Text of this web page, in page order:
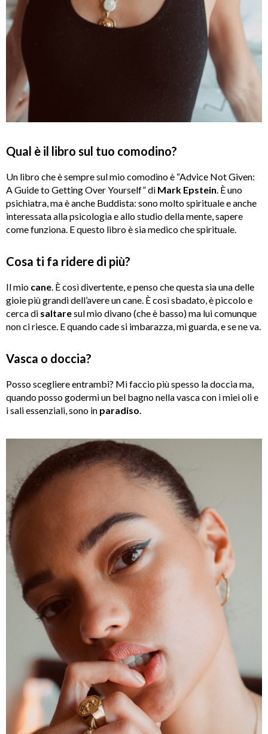
Qual è il libro sul tuo comodino?
Un libro che è sempre sul mio comodino è “Advice Not Given:
A Guide to Getting Over Yourself” di Mark Epstein. È uno
psichiatra, ma è anche Buddista: sono molto spirituale e anche
interessata alla psicologia e allo studio della mente, sapere
come funziona. E questo libro è sia medico che spirituale.
Cosa ti fa ridere di più?
Il mio cane. È così divertente, e penso che questa sia una delle
gioie più grandi dell’avere un cane. È così sbadato, è piccolo e
cerca di saltaresul mio divano (che è basso) ma lui comunque
non ci riesce. E quando cade si imbarazza, mi guarda, e se ne va.
Vasca o doccia?
Posso scegliere entrambi? Mi faccio più spesso la doccia ma,
quando posso godermi un bel bagno nella vasca con i miei oli e
i sali essenziali, sono in paradiso.